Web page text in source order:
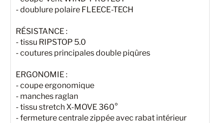
- doublure polaire FLEECE-TECH
RÉSISTANCE :
- tissu RIPSTOP 5.0
- coutures principales double piqûres
ERGONOMIE :
- coupe ergonomique
- manches raglan
- tissu stretch X-MOVE 360°
- fermeture centrale zippée avec rabat intérieur